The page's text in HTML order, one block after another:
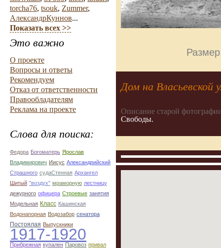
torcha76, tsouk, Zummer,
АлександрКуннов...
Показать всех >>
Это важно
О проекте
Вопросы и ответы
Рекомендуем
Отказ от ответственности
Правообладателям
Реклама на проекте
Слова для поиска:
Федора Богоматерь Ярослав
Владимирович Иисус Александрийский
Страшного судаСтенная Архангел
Шитый "воздух" мраморную лестницу
дежурного офицера Строевые занятия
Модельная Класс Кашинская
Водонапорная Водозабор сенатора
Постоялая Выпускники
1917-1920
Прибрежная купален Паровоз привал
Дом на Власьевской
Описание старой
Свободы.